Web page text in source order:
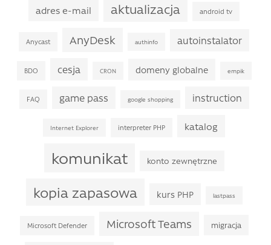
adres e-mail aktualizacja android tv
Anycast AnyDesk authinfo autoinstalator
BDO cesja CRON domeny globalne empik
FAQ game pass google shopping instruction
Internet Explorer interpreter PHP katalog
komunikat konto zewnętrzne
kopia zapasowa kurs PHP lastpass
Microsoft Defender Microsoft Teams migracja